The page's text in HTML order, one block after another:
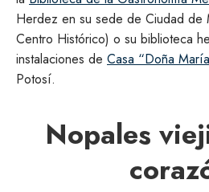
Herdez en su sede de Ciudad de
Centro Histórico) o su biblioteca
instalaciones de Casa “Doña
Potosí.
Nopales